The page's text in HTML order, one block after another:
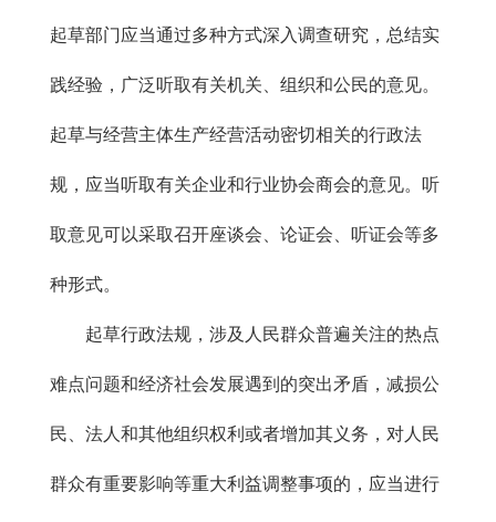
起草部门应当通过多种方式深入调查研究，总结实
践经验，广泛听取有关机关、组织和公民的意见。
起草与经营主体生产经营活动密切相关的行政法
规，应当听取有关企业和行业协会商会的意见。听
取意见可以采取召开座谈会、论证会、听证会等多
种形式。
起草行政法规，涉及人民群众普遍关注的热点
难点问题和经济社会发展遇到的突出矛盾，减损公
民、法人和其他组织权利或者增加其义务，对人民
群众有重要影响等重大利益调整事项的，应当进行